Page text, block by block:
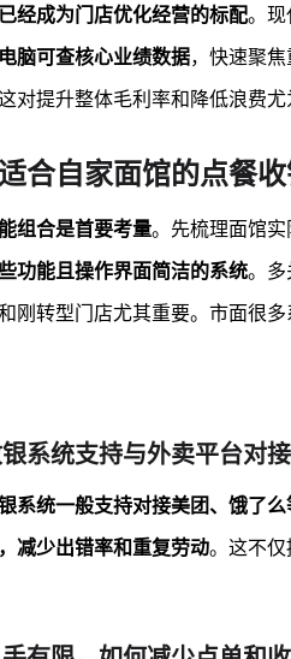
经成为门店优化经营的标配。现
脑可查核心业绩数据，快速聚
对提升整体毛利率和降低浪费尤
合自家面馆的点餐收
组合是首要考量。先梳理面馆
功能且操作界面简洁的系统。多
刚转型门店尤其重要。市面很
系统支持与外卖平台对接
系统一般支持对接美团、饿了
减少出错率和重复劳动。这不